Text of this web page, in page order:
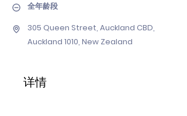
全年龄段
305 Queen Street, Auckland CBD,
Auckland 1010, New Zealand
详情